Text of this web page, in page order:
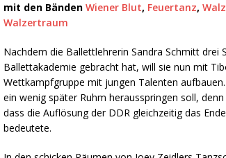
mit den Bänden Wiener Blut, Feuertanz,
Walzertraum
Nachdem die Ballettlehrerin Sandra Schmitt drei
Ballettakademie gebracht hat, will sie nun mit
Wettkampfgruppe mit jungen Talenten
ein wenig später Ruhm herausspringen soll,
dass die Auflösung der DDR gleichzeitig das
bedeutete.